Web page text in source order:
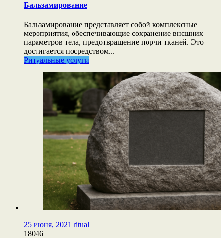
Бальзамирование
Бальзамирование представляет собой комплексные
мероприятия, обеспечивающие сохранение внешних
параметров тела, предотвращение порчи тканей. Это
достигается посредством...
Ритуальные услуги
25 июня, 2021 ritual
18046